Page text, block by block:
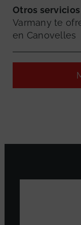
Otros servicios
Varmany te
en Canovelles